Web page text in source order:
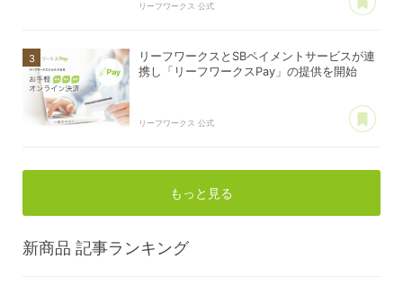
リーフワークス 公式
リーフワークスとSBペイメントサービスが連
携し「リーフワークスPay」の提供を開始
リーフワークス 公式
もっと見る
新商品 記事ランキング